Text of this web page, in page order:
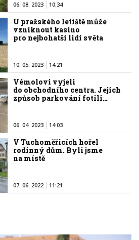
06. 08. 2023 10:34
U pražského letiště může
vzniknout kasino
pro nejbohatší lidi světa
10. 05. 2023 14:21
Vémolovi vyjeli
do obchodního centra. Jejich
způsob parkování fotili…
06. 04. 2023 14:03
V Tuchoměřicích hořel
rodinný dům. Byli jsme
na místě
07. 06. 2022 11:21